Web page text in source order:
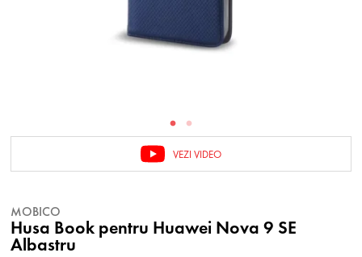
VEZI VIDEO
MOBICO
Husa Book pentru Huawei Nova 9 SE
Albastru